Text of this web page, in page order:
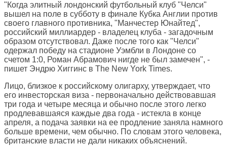
"Когда элитный лондонский футбольный клуб "Челси"
вышел на поле в субботу в финале Кубка Англии против
своего главного противника, "Манчестер Юнайтед",
российский миллиардер - владелец клуба - загадочным
образом отсутствовал. Даже после того как "Челси"
одержал победу на стадионе Уэмбли в Лондоне со
счетом 1:0, Роман Абрамович нигде не был замечен", -
пишет Эндрю Хиггинс в The New York Times.
Лицо, близкое к российскому олигарху, утверждает, что
его инвесторская виза - первоначально действовавшая
три года и четыре месяца и обычно после этого легко
продлевавшаяся каждые два года - истекла в конце
апреля, а подача заявки на ее продление заняла намного
больше времени, чем обычно. По словам этого человека,
британские власти не дали никаких объяснений.